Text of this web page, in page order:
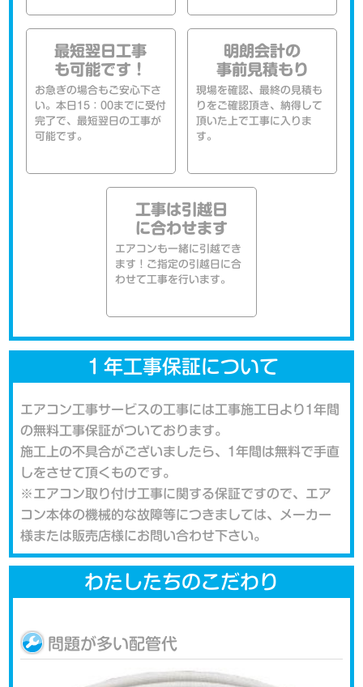
最短翌日工事
も可能です！
お急ぎの場合もご安心下さ
い。本日15：00までに受付
完了で、最短翌日の工事が
可能です。
明朗会計の
事前見積もり
現場を確認、最終の見積も
りをご確認頂き、納得して
頂いた上で工事に入りま
す。
工事は引越日
に合わせます
エアコンも一緒に引越でき
ます！ご指定の引越日に合
わせて工事を行います。
１年工事保証について
エアコン工事サービスの工事には工事施工日より1年間
の無料工事保証がついております。
施工上の不具合がございましたら、1年間は無料で手直
しをさせて頂くものです。
※エアコン取り付け工事に関する保証ですので、エア
コン本体の機械的な故障等につきましては、メーカー
様または販売店様にお問い合わせ下さい。
わたしたちのこだわり
問題が多い配管代